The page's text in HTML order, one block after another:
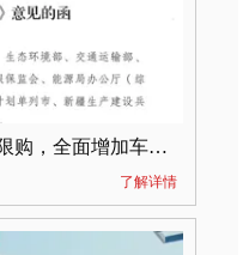
重磅！发改委拟放开汽车限购，全面增加车牌指标
了解详情